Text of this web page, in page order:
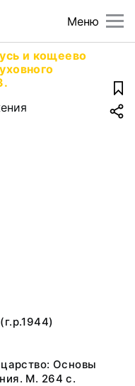
Меню
и кощеево
Основы
М. 264 с.